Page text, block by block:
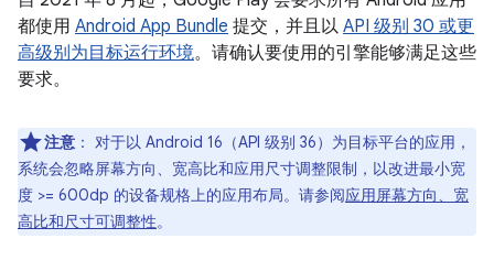
都使用 Android App Bundle 提交，并且以 API 级别 30 或更
高级别为目标运行环境。请确认要使用的引擎能够满足这些
要求。
注意 ： 对于以 Android 16（API 级别 36）为目标平台的应用，
系统会忽略屏幕方向、宽高比和应用尺寸调整限制，以改进最小宽
度 >= 600dp 的设备规格上的应用布局。请参阅应用屏幕方向、宽
高比和尺寸可调整性。